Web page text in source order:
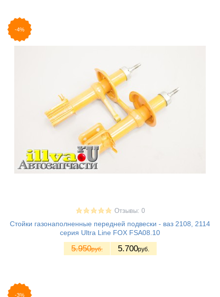
-4%
Отзывы: 0
Стойки газонаполненные передней подвески - ваз 2108, 2114
серия Ultra Line FOX FSA08.10
5.950руб. 5.700руб.
-3%